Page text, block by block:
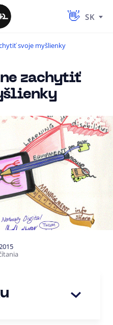
SK
svoje myšlienky
zachytiť